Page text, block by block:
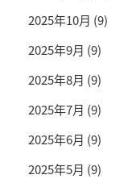
2025年10月 (9)
2025年9月 (9)
2025年8月 (9)
2025年7月 (9)
2025年6月 (9)
2025年5月 (9)